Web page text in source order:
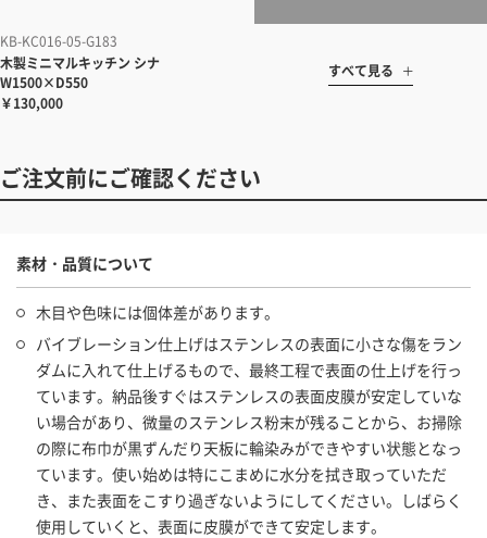
KB-KC016-05-G183
木製ミニマルキッチン シナ
W1500×D550
￥130,000
すべて見る
ご注文前にご確認ください
素材・品質について
木目や色味には個体差があります。
バイブレーション仕上げはステンレスの表面に小さな傷をラン
ダムに入れて仕上げるもので、最終工程で表面の仕上げを行っ
ています。納品後すぐはステンレスの表面皮膜が安定していな
い場合があり、微量のステンレス粉末が残ることから、お掃除
の際に布巾が黒ずんだり天板に輪染みができやすい状態となっ
ています。使い始めは特にこまめに水分を拭き取っていただ
き、また表面をこすり過ぎないようにしてください。しばらく
使用していくと、表面に皮膜ができて安定します。